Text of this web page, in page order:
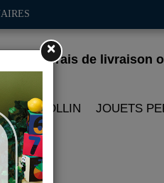
Frais de livraison
PETITCOLLIN JOUETS
×